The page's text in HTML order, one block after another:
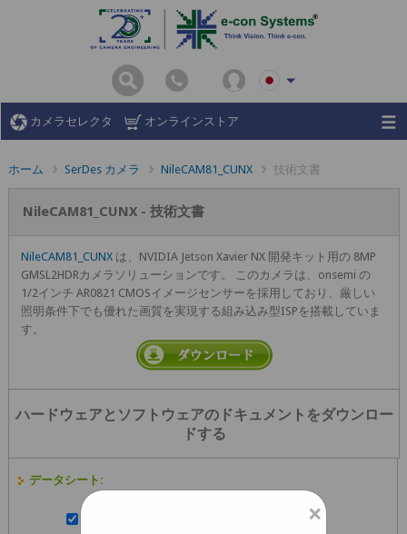
カメラセレクタ オンラインストア
ホーム SerDes カメラ NileCAM81_CUNX 技術文書
NileCAM81_CUNX - 技術文書
NileCAM81_CUNX は、NVIDIA Jetson Xavier NX 開発キット用の 8MP
GMSL2HDRカメラソリューションです。 このカメラは、onsemi の
1/2インチ AR0821 CMOSイメージセンサーを採用しており、厳しい
照明条件下でも優れた画質を実現する組み込み型ISPを搭載していま
す。
ハードウェアとソフトウェアのドキュメントをダウンロー
ドする
データシート:
×